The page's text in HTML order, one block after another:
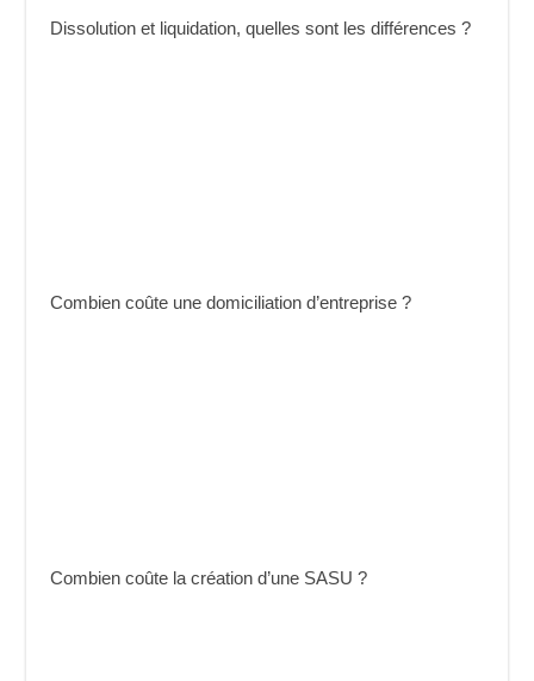
Dissolution et liquidation, quelles sont les différences ?
Combien coûte une domiciliation d’entreprise ?
Combien coûte la création d’une SASU ?